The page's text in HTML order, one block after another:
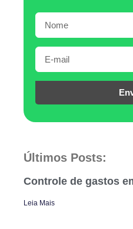
Últimos Posts:
Controle de gastos
Leia Mais